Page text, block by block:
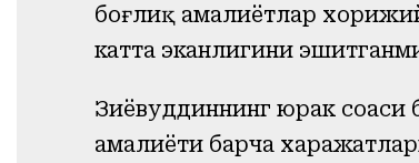
боғлиқ амалиётлар
катта эканлигини
Зиёвуддиннинг юрак
амалиёти барча